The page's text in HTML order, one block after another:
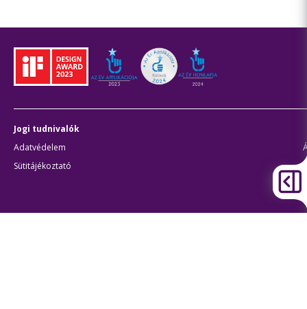
Jogi tudnivalók
Adatvédelem
Sütitájékoztató